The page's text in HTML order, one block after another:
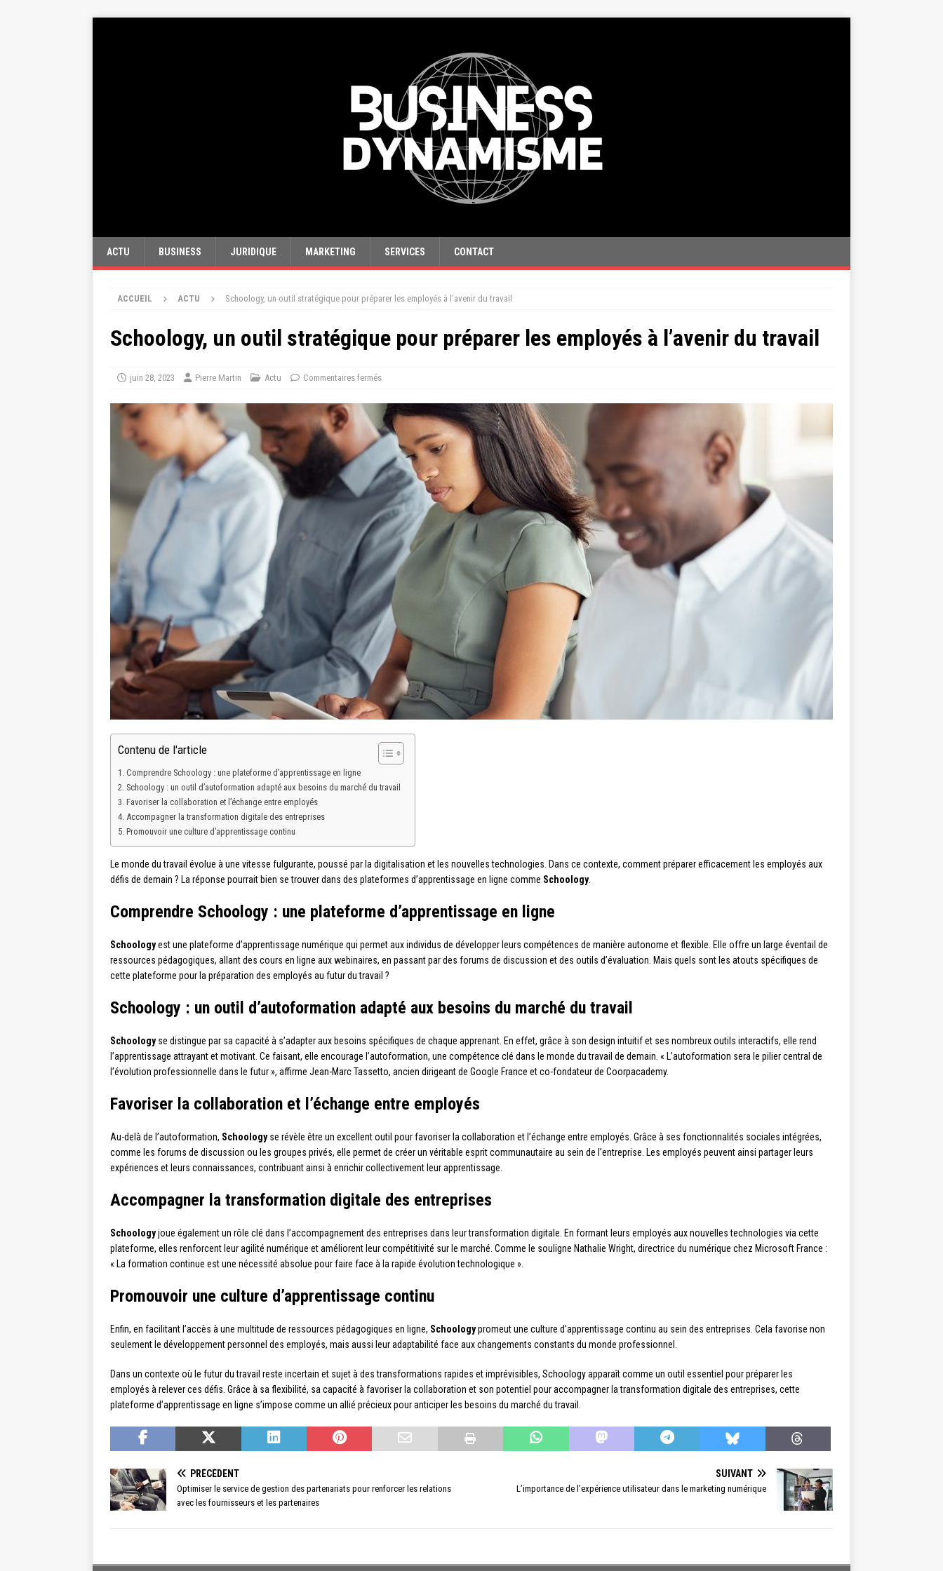
ACTU BUSINESS JURIDIQUE MARKETING SERVICES CONTACT
ACCUEIL ACTU Schoology, un outil stratégique pour préparer les employés à l’avenir du travail
Schoology, un outil stratégique pour préparer les employés à l’avenir du travail
juin 28, 2023 Pierre Martin Actu Commentaires fermés
Contenu de l'article
Comprendre Schoology : une plateforme d’apprentissage en ligne
Schoology : un outil d’autoformation adapté aux besoins du marché du travail
Favoriser la collaboration et l’échange entre employés
Accompagner la transformation digitale des entreprises
Promouvoir une culture d’apprentissage continu
Le monde du travail évolue à une vitesse fulgurante, poussé par la digitalisation et les nouvelles technologies. Dans ce contexte, comment préparer efficacement les employés aux
défis de demain ? La réponse pourrait bien se trouver dans des plateformes d’apprentissage en ligne comme Schoology.
Comprendre Schoology : une plateforme d’apprentissage en ligne
Schoologyest une plateforme d’apprentissage numérique qui permet aux individus de développer leurs compétences de manière autonome et flexible. Elle offre un large éventail de
ressources pédagogiques, allant des cours en ligne aux webinaires, en passant par des forums de discussion et des outils d’évaluation. Mais quels sont les atouts spécifiques de
cette plateforme pour la préparation des employés au futur du travail ?
Schoology : un outil d’autoformation adapté aux besoins du marché du travail
Schoologyse distingue par sa capacité à s’adapter aux besoins spécifiques de chaque apprenant. En effet, grâce à son design intuitif et ses nombreux outils interactifs, elle rend
l’apprentissage attrayant et motivant. Ce faisant, elle encourage l’autoformation, une compétence clé dans le monde du travail de demain. « L’autoformation sera le pilier central de
l’évolution professionnelle dans le futur », affirme Jean-Marc Tassetto, ancien dirigeant de Google France et co-fondateur de Coorpacademy.
Favoriser la collaboration et l’échange entre employés
Au-delà de l’autoformation, Schoologyse révèle être un excellent outil pour favoriser la collaboration et l’échange entre employés. Grâce à ses fonctionnalités sociales intégrées,
comme les forums de discussion ou les groupes privés, elle permet de créer un véritable esprit communautaire au sein de l’entreprise. Les employés peuvent ainsi partager leurs
expériences et leurs connaissances, contribuant ainsi à enrichir collectivement leur apprentissage.
Accompagner la transformation digitale des entreprises
Schoologyjoue également un rôle clé dans l’accompagnement des entreprises dans leur transformation digitale. En formant leurs employés aux nouvelles technologies via cette
plateforme, elles renforcent leur agilité numérique et améliorent leur compétitivité sur le marché. Comme le souligne Nathalie Wright, directrice du numérique chez Microsoft France :
« La formation continue est une nécessité absolue pour faire face à la rapide évolution technologique ».
Promouvoir une culture d’apprentissage continu
Enfin, en facilitant l’accès à une multitude de ressources pédagogiques en ligne, Schoologypromeut une culture d’apprentissage continu au sein des entreprises. Cela favorise non
seulement le développement personnel des employés, mais aussi leur adaptabilité face aux changements constants du monde professionnel.
Dans un contexte où le futur du travail reste incertain et sujet à des transformations rapides et imprévisibles, Schoology apparaît comme un outil essentiel pour préparer les
employés à relever ces défis. Grâce à sa flexibilité, sa capacité à favoriser la collaboration et son potentiel pour accompagner la transformation digitale des entreprises, cette
plateforme d’apprentissage en ligne s’impose comme un allié précieux pour anticiper les besoins du marché du travail.
PRÉCÉDENT
Optimiser le service de gestion des partenariats pour renforcer les relations
avec les fournisseurs et les partenaires
SUIVANT
L’importance de l’expérience utilisateur dans le marketing numérique